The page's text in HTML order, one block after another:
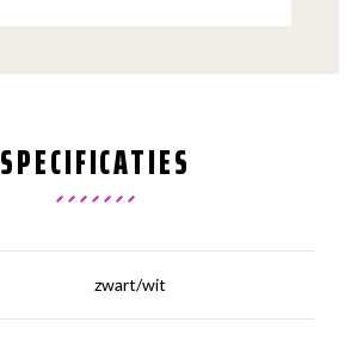
SPECIFICATIES
zwart/wit